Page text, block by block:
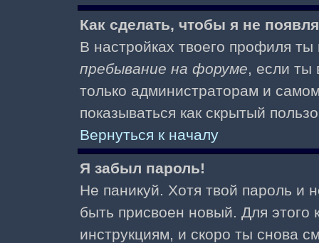
Как сделать, чтобы я не
В настройках твоего профиля
пребывание на форуме, если
только администраторам и
показываться как скрытый
Вернуться к началу
Я забыл пароль!
Не паникуй. Хотя твой пароль и
быть присвоен новый. Для этого
инструкциям, и скоро ты снова